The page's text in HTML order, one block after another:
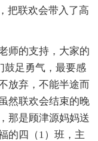
把联欢会带入了高
师的支持，大家的
鼓足勇气，最要感
放弃，不能半途而
然联欢会结束的晚
那是顾津源妈妈送
的四（1）班，主